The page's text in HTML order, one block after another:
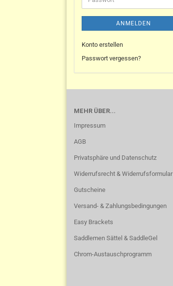
ANMELDEN
Konto erstellen
Passwort vergessen?
MEHR ÜBER...
Impressum
AGB
Privatsphäre und Datenschutz
Widerrufsrecht & Widerrufsformular
Gutscheine
Versand- & Zahlungsbedingungen
Easy Brackets
Saddlemen Sättel & SaddleGel
Chrom-Austauschprogramm